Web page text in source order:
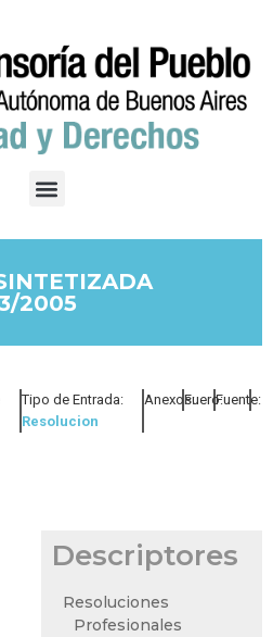
2005
Tipo de Entrada:
Resolucion
Anexos:Fuero:Fuente:
Descriptores
Resoluciones
Profesionales